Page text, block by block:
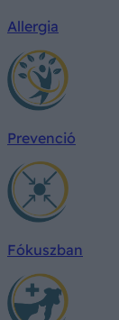
Allergia
Prevenció
Fókuszban